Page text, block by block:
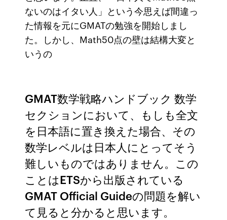
ないのはイタい人」という今思えば間違っ
た情報を元にGMATの勉強を開始しまし
た。しかし、Math50点の壁は結構大変と
いうの
GMAT数学戦略ハンドブック 数学
セクションにおいて、もしも全文
を日本語に置き換えた場合、その
数学レベルは日本人にとってそう
難しいものではありません。この
ことはETSから出版されている
GMAT Official Guideの問題を解い
て見ると分かると思います。